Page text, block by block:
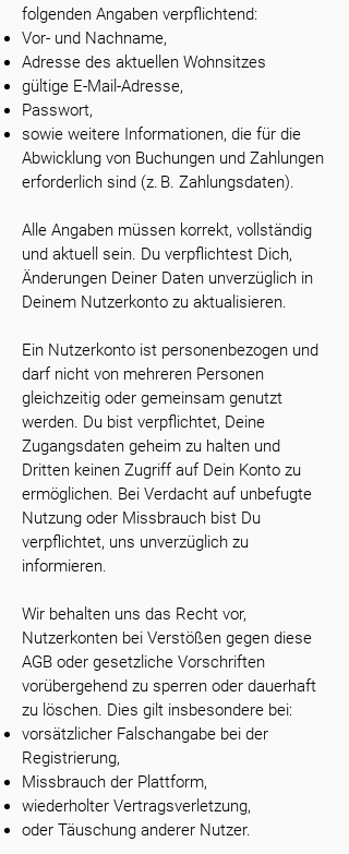
folgenden Angaben verpflichtend:
Vor- und Nachname,
Adresse des aktuellen Wohnsitzes
gültige E-Mail-Adresse,
Passwort,
sowie weitere Informationen, die für die
Abwicklung von Buchungen und Zahlungen
erforderlich sind (z. B. Zahlungsdaten).
Alle Angaben müssen korrekt, vollständig
und aktuell sein. Du verpflichtest Dich,
Änderungen Deiner Daten unverzüglich in
Deinem Nutzerkonto zu aktualisieren.
Ein Nutzerkonto ist personenbezogen und
darf nicht von mehreren Personen
gleichzeitig oder gemeinsam genutzt
werden. Du bist verpflichtet, Deine
Zugangsdaten geheim zu halten und
Dritten keinen Zugriff auf Dein Konto zu
ermöglichen. Bei Verdacht auf unbefugte
Nutzung oder Missbrauch bist Du
verpflichtet, uns unverzüglich zu
informieren.
Wir behalten uns das Recht vor,
Nutzerkonten bei Verstößen gegen diese
AGB oder gesetzliche Vorschriften
vorübergehend zu sperren oder dauerhaft
zu löschen. Dies gilt insbesondere bei:
vorsätzlicher Falschangabe bei der
Registrierung,
Missbrauch der Plattform,
wiederholter Vertragsverletzung,
oder Täuschung anderer Nutzer.